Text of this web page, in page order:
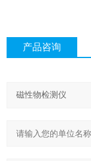
产品咨询